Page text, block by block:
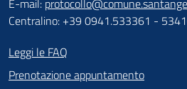
Centralino: +39 0941.533361 -
Leggi le FAQ
Prenotazione appuntamento